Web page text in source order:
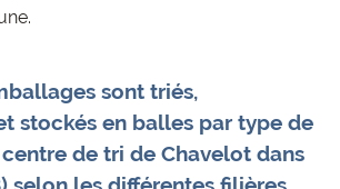
sont triés,
stockés en balles par type de
de tri de Chavelot dans